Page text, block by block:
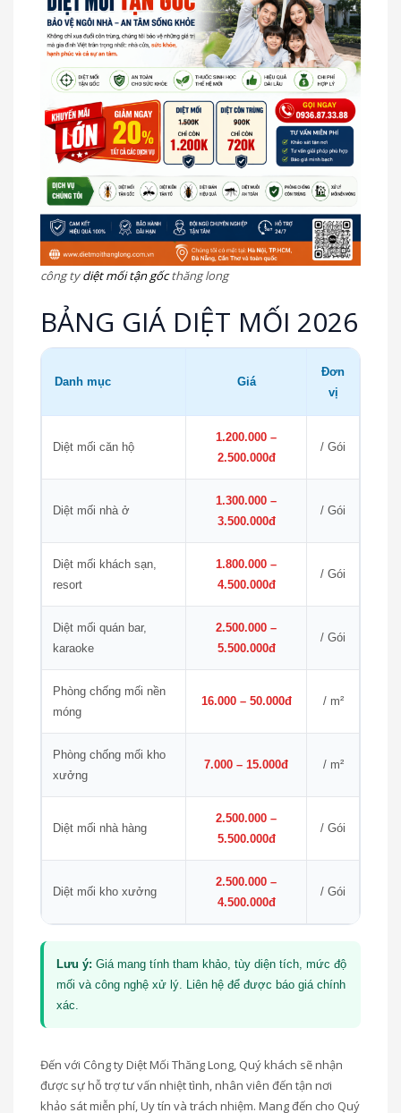
công tydiệt mối tận gốcthăng long
BẢNG GIÁ DIỆT MỐI 2026
Danh mục Giá
Đơn
vị
Diệt mối căn hộ
1.200.000 –
2.500.000đ
/ Gói
Diệt mối nhà ở
1.300.000 –
3.500.000đ
/ Gói
Diệt mối khách sạn,
resort
1.800.000 –
4.500.000đ
/ Gói
Diệt mối quán bar,
karaoke
2.500.000 –
5.500.000đ
/ Gói
Phòng chống mối nền
móng
16.000 – 50.000đ / m²
Phòng chống mối kho
xưởng
7.000 – 15.000đ / m²
Diệt mối nhà hàng
2.500.000 –
5.500.000đ
/ Gói
Diệt mối kho xưởng
2.500.000 –
4.500.000đ
/ Gói
Lưu ý: Giá mang tính tham khảo, tùy diện tích, mức độ
mối và công nghệ xử lý. Liên hệ để được báo giá chính
xác.
Đến với Công ty Diệt Mối Thăng Long, Quý khách sẽ nhận
được sự hỗ trợ tư vấn nhiệt tình, nhân viên đến tận nơi
khảo sát miễn phí, Uy tín và trách nhiệm. Mang đến cho Quý